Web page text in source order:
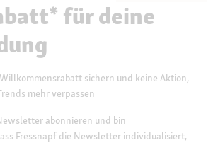
für deine
sichern und keine Aktion,
mehr verpassen
abonnieren und bin
Fressnapf die Newsletter individualisiert,